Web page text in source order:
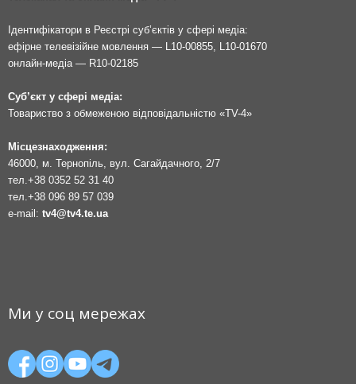
Ідентифікатори в Реєстрі суб’єктів у сфері медіа:
ефірне телевізійне мовлення — L10-00855, L10-01670
онлайн-медіа — R10-02185
Суб’єкт у сфері медіа:
Товариство з обмеженою відповідальністю «TV-4»
Місцезнаходження:
46000, м. Тернопіль, вул. Сагайдачного, 2/7
тел. +38 0352 52 31 40
тел. +38 096 89 57 039
e-mail: tv4@tv4.te.ua
Ми у соц мережах